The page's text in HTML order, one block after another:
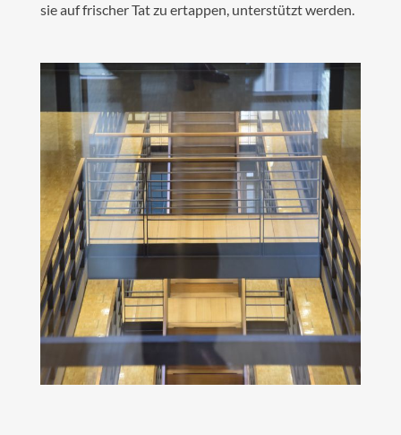
sie auf frischer Tat zu ertappen, unterstützt werden.